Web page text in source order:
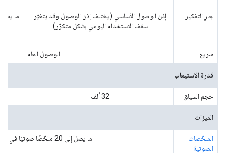
جارٍ التفكير
إذن الوصول الأساسي (يختلف إذن الوصول وقد يتغيّر
سقف الاستخدام اليومي بشكل متكرّر)
سريع الوصول العام
قدرة الاستيعاب
حجم السياق ‫32 ألف
الميزات
الملخّصات
الصوتية
ما يصل إلى 20 ملخّصًا صوتيًا في اليوم